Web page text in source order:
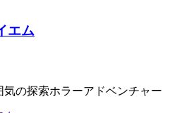
エム
気の探索ホラーアドベンチャー